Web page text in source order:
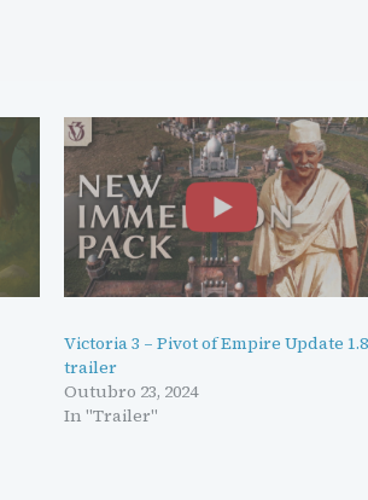
Victoria 3 – Pivot of Empire Update 1.8
trailer
Outubro 23, 2024
In "Trailer"